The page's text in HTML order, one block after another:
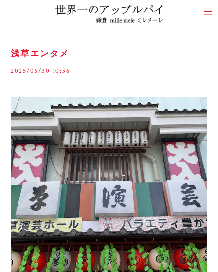
浅草エンタメ
2025/05/30 10:36